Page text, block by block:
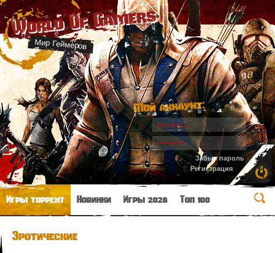
World Of Gamers
Мир Геймеров
Мой аккаунт:
Забыл пароль
Регистрация
Игры торрент Новинки Игры 2026 Топ 100
Эротические